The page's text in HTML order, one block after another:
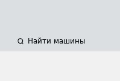
Найти машины